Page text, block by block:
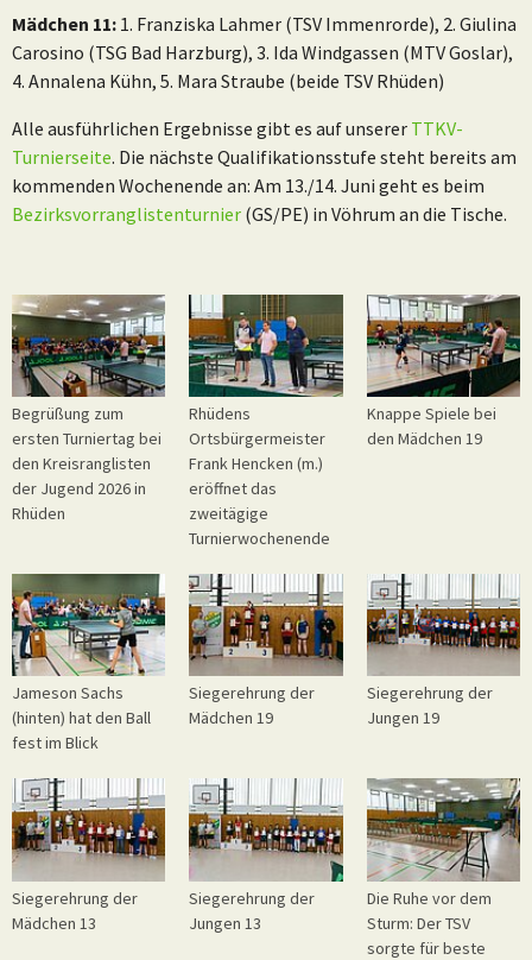
Mädchen 11: 1. Franziska Lahmer (TSV Immenrorde), 2. Giulina
Carosino (TSG Bad Harzburg), 3. Ida Windgassen (MTV Goslar),
4. Annalena Kühn, 5. Mara Straube (beide TSV Rhüden)
Alle ausführlichen Ergebnisse gibt es auf unserer TTKV-
Turnierseite. Die nächste Qualifikationsstufe steht bereits am
kommenden Wochenende an: Am 13./14. Juni geht es beim
Bezirksvorranglistenturnier (GS/PE) in Vöhrum an die Tische.
Begrüßung zum
ersten Turniertag bei
den Kreisranglisten
der Jugend 2026 in
Rhüden
Rhüdens
Ortsbürgermeister
Frank Hencken (m.)
eröffnet das
zweitägige
Turnierwochenende
Knappe Spiele bei
den Mädchen 19
Jameson Sachs
(hinten) hat den Ball
fest im Blick
Siegerehrung der
Mädchen 19
Siegerehrung der
Jungen 19
Siegerehrung der
Mädchen 13
Siegerehrung der
Jungen 13
Die Ruhe vor dem
Sturm: Der TSV
sorgte für beste